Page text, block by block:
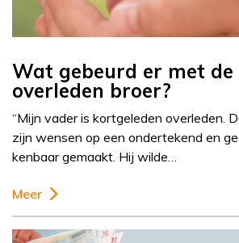
Wat gebeurd er met
overleden broer?
“Mijn vader is kortgeleden overleden.
zijn wensen op een ondertekend en
kenbaar gemaakt. Hij wilde…
Meer